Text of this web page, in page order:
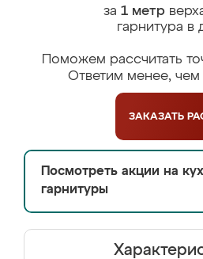
за 1 метр
гарнитура в
Поможем рассчитать
Ответим менее, чем
ЗАКАЗАТЬ
Посмотреть акции на
гарнитуры